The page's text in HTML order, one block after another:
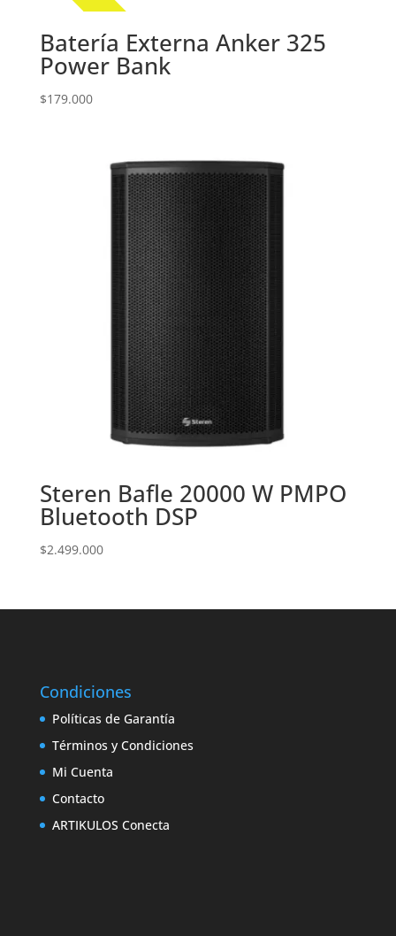
Batería Externa Anker 325
Power Bank
$179.000
Steren Bafle 20000 W PMPO
Bluetooth DSP
$2.499.000
Condiciones
Políticas de Garantía
Términos y Condiciones
Mi Cuenta
Contacto
ARTIKULOS Conecta